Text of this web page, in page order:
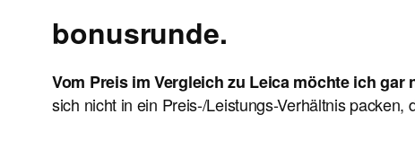
bonusrunde.
Vom Preis im Vergleich zu Leica möchte ich
sich nicht in ein Preis-/Leistungs-Verhältnis packen,